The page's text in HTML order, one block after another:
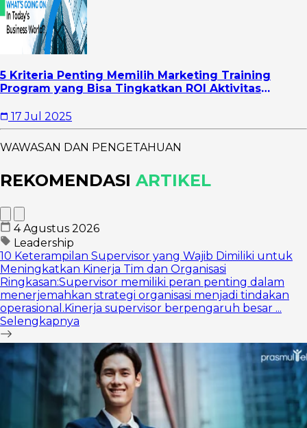
5 Kriteria Penting Memilih Marketing Training
Program yang Bisa Tingkatkan ROI Aktivitas
17 Jul 2025
WAWASAN DAN PENGETAHUAN
REKOMENDASI ARTIKEL
4 Agustus 2026
Leadership
10 Keterampilan Supervisor yang Wajib Dimiliki untuk
Meningkatkan Kinerja Tim dan Organisasi
Ringkasan:Supervisor memiliki peran penting dalam
menerjemahkan strategi organisasi menjadi tindakan
operasional.Kinerja supervisor berpengaruh besar ...
Selengkapnya